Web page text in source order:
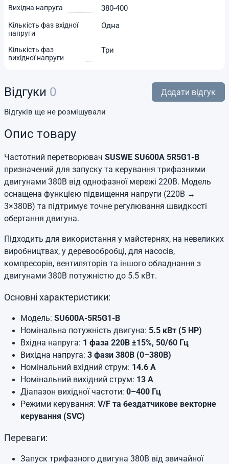
Вихідна напруга 380-400
Кількість фаз вхідної
напруги
Одна
Кількість фаз
вихідної напруги
Три
Відгуки 0 Додати відгук
Відгуків ще не розміщували
Опис товару
Частотний перетворювач SUSWE SU600A 5R5G1-B
призначений для запуску та керування трифазними
двигунами 380В від однофазної мережі 220В. Модель
оснащена функцією підвищення напруги (220В →
3×380В) та підтримує точне регулювання швидкості
обертання двигуна.
Підходить для використання у майстернях, на невеликих
виробництвах, у деревообробці, для насосів,
компресорів, вентиляторів та іншого обладнання з
двигунами 380В потужністю до 5.5 кВт.
Основні характеристики:
Модель: SU600A-5R5G1-B
Номінальна потужність двигуна: 5.5 кВт (5 HP)
Вхідна напруга: 1 фаза 220В ±15%, 50/60 Гц
Вихідна напруга: 3 фази 380В (0–380В)
Номінальний вхідний струм: 14.6 А
Номінальний вихідний струм: 13 А
Діапазон вихідної частоти: 0–400 Гц
Режими керування: V/F та бездатчикове векторне
керування (SVC)
Переваги:
Запуск трифазного двигуна 380В від звичайної